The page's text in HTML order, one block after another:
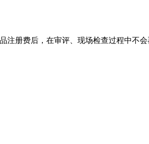
册费后，在审评、现场检查过程中不